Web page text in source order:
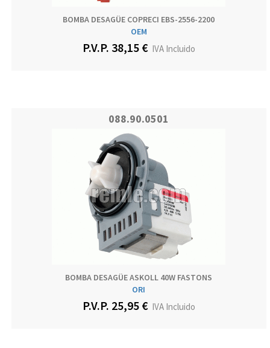
BOMBA DESAGÜE COPRECI EBS-2556-2200
OEM
P.V.P. 38,15 €IVA Incluido
088.90.0501
BOMBA DESAGÜE ASKOLL 40W FASTONS
ORI
P.V.P. 25,95 €IVA Incluido